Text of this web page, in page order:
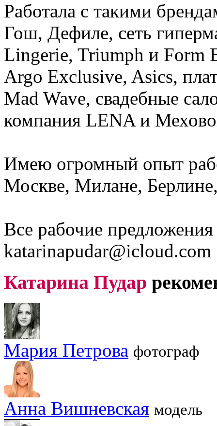
Работала с такими
Гош, Дефиле, сеть
Lingerie, Triumph и Form
Argo Exclusive, Asics,
Mad Wave, свадебные
компания LENA и
Имею огромный опыт
Москве, Милане,
Все рабочие предложения
katarinapudar@icloud.com
Катарина Пудар
Мария Петрова фотограф
Анна Вишневская модель